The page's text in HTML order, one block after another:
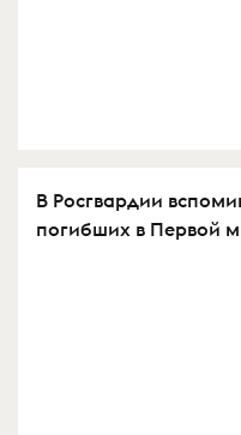
В Росгвардии
погибших в Первой